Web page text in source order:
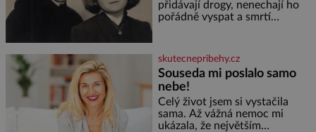
přidávají drogy, nenechají ho
pořádně vyspat a smrtí
estébákům podepíše všechno,
co po něm chtějí. Svým
podpisem jim potvrdí také to, že
na něj během výslechů nikdo
nevyvíjel fyzický ani psychický
nátlak. Syn brněnského řezníka
chce být knězem a
skutecnepribehy.cz
Souseda mi poslalo samo
nebe!
Celý život jsem si vystačila
sama. Až vážná nemoc mi
ukázala, že největším